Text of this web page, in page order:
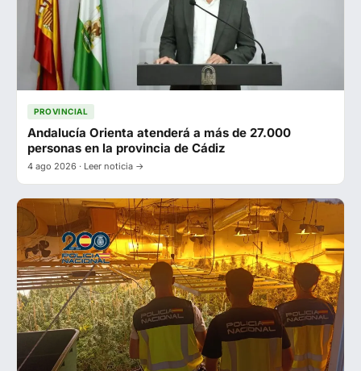
PROVINCIAL
Andalucía Orienta atenderá a más de 27.000
personas en la provincia de Cádiz
4 ago 2026 · Leer noticia →